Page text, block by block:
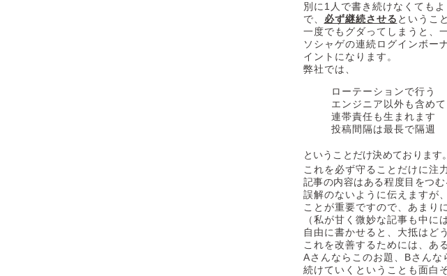
別に1人で書き続けなくても
で、 必ず継続させる というこ
一度でもグダってしまうと、
ソシャゲの連続ログインボー
イントになります。
弊社では、
ローテーションで行う
エンジニア以外も含め
連帯責任も生まれます
投稿間隔は最長で隔週
ということだけ決めております。
これを必ず守ることだけに注
記事の内容はある程度目をつむ
誤解のないように伝えますが
ことが重要ですので、あまり
（私が甘く微妙な記事も中に
自由に書かせると、大抵はど
これを改善するためには、あ
Aさんならこのお題、Bさん
続けていくということも面白